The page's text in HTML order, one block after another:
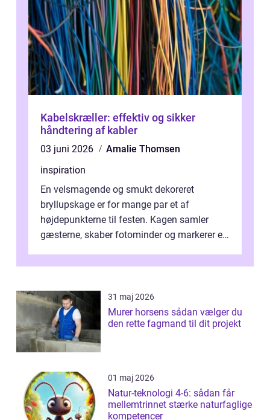
Kabelskræller: effektiv og sikker
håndtering af kabler
03 juni 2026
Amalie Thomsen
inspiration
En velsmagende og smukt dekoreret
bryllupskage er for mange par et af
højdepunkterne til festen. Kagen samler
gæsterne, skaber fotominder og markerer et
du ...
31 maj 2026
Murer horsens sådan vælger du
den rette fagmand til dit projekt
01 maj 2026
Natur-teknologi 4-6: sådan får
mellemtrinnet stærke naturfaglige
kompetencer